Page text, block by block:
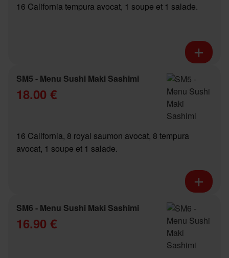
16 California tempura avocat, 1 soupe et 1 salade.
SM5 - Menu Sushi Maki Sashimi
18.00 €
16 California, 8 royal saumon avocat, 8 tempura
avocat, 1 soupe et 1 salade.
SM6 - Menu Sushi Maki Sashimi
16.90 €